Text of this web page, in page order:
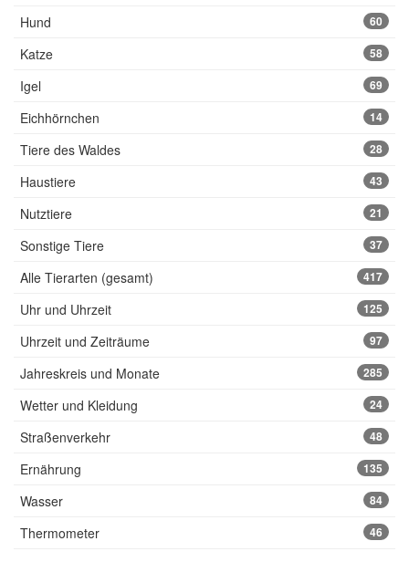
Hund 60
Katze 58
Igel 69
Eichhörnchen 14
Tiere des Waldes 28
Haustiere 43
Nutztiere 21
Sonstige Tiere 37
Alle Tierarten (gesamt) 417
Uhr und Uhrzeit 125
Uhrzeit und Zeiträume 97
Jahreskreis und Monate 285
Wetter und Kleidung 24
Straßenverkehr 48
Ernährung 135
Wasser 84
Thermometer 46